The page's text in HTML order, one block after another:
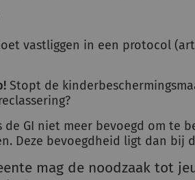
vastliggen in een protocol
Stopt de
de GI niet meer bevoegd om te
Deze bevoegdheid ligt dan bij
mag de noodzaak tot